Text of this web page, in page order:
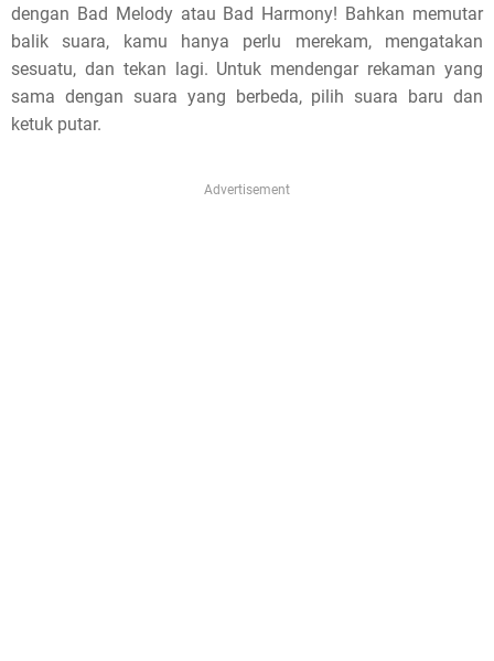
dengan Bad Melody atau Bad Harmony! Bahkan memutar
balik suara, kamu hanya perlu merekam, mengatakan
sesuatu, dan tekan lagi. Untuk mendengar rekaman yang
sama dengan suara yang berbeda, pilih suara baru dan
ketuk putar.
Advertisement